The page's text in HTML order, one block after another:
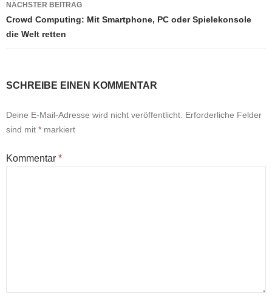
NÄCHSTER BEITRAG
Crowd Computing: Mit Smartphone, PC oder Spielekonsole
die Welt retten
SCHREIBE EINEN KOMMENTAR
Deine E-Mail-Adresse wird nicht veröffentlicht. Erforderliche Felder
sind mit * markiert
Kommentar *